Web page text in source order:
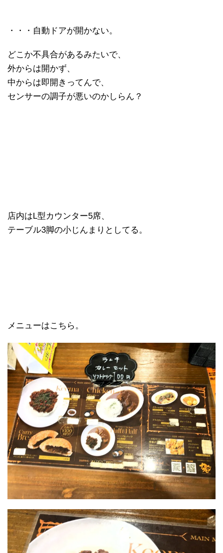
・・・自動ドアが開かない。
どこか不具合があるみたいで、
外からは開かず、
中からは即開きってんで、
センサーの調子が悪いのかしらん？
店内はL型カウンター5席、
テーブル3脚の小じんまりとしてる。
メニューはこちら。